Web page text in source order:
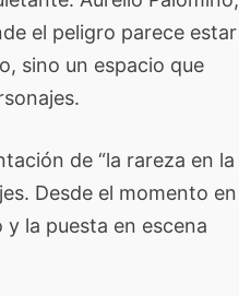
el peligro parece estar
sino un espacio que
de “la rareza en la
Desde el momento en
la puesta en escena